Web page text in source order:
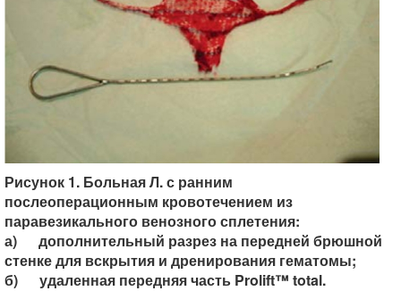
Рисунок 1. Больная Л. с ранним
послеоперационным кровотечением из
паравезикального венозного сплетения:
а) дополнительный разрез на передней брюшной
стенке для вскрытия и дренирования гематомы;
б) удаленная передняя часть Prolift™ total.